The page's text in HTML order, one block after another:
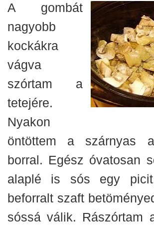
A gombát
nagyobb
kockákra
vágva
szórtam a
tetejére.
Nyakon
öntöttem a szárnyas
borral. Egész óvatosan
alaplé is sós egy
beforralt szaft
sóssá válik. Rászórtam